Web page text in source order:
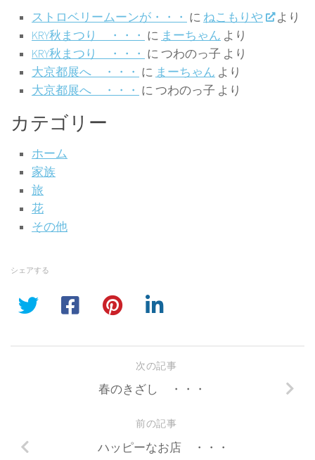
ストロベリームーンが・・・ に ねこもりや
より
KRY秋まつり ・・・ に まーちゃん より
KRY秋まつり ・・・ に つわのっ子 より
大京都展へ ・・・ に まーちゃん より
大京都展へ ・・・ に つわのっ子 より
カテゴリー
ホーム
家族
旅
花
その他
シェアする
次の記事
春のきざし ・・・
前の記事
ハッピーなお店 ・・・